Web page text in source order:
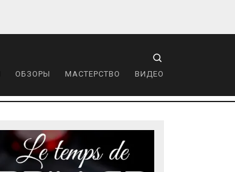
ОБЗОРЫ МАСТЕРСТВО ВИДЕО